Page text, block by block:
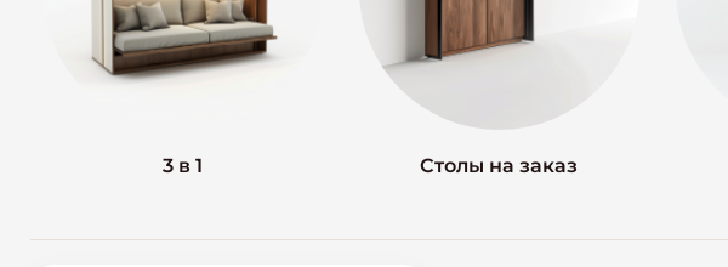
3 в 1 Столы на заказ